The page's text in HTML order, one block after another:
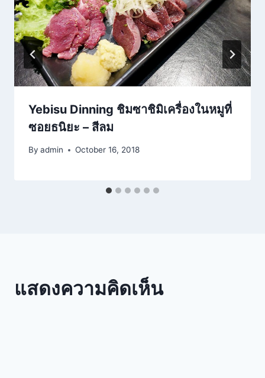
Yebisu Dinning ชิมซาชิมิเครื่องในหมูที่
ซอยธนิยะ – สีลม
By admin October 16, 2018
แสดงความคิดเห็น